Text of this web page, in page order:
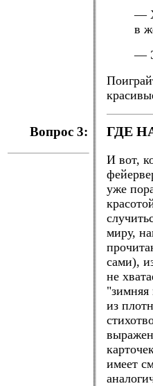
—
в
—
Вопрос 3: ГДЕ
И вот,
уже
миру,
сами),
не
из
имеет